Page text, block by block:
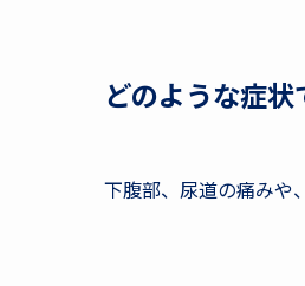
どのような症
下腹部、尿道の痛みや